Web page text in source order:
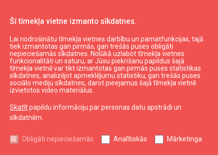
Šī tīmekļa vietne izmanto sīkdatnes.
Lai nodrošinātu tīmekļa vietnes darbību un pamatfunkcijas, tajā
tiek izmantotas gan pirmās, gan trešās puses obligāti
nepieciešamās sīkdatnes. Nolūkā uzlabot tīmekļa vietnes
funkcionalitāti un saturu, ar Jūsu piekrišanu papildus šajā
tīmekļa vietnē var tikt izmantotas gan pirmās puses statistikas
sīkdatnes, analizējot apmeklējumu statistiku, gan trešās puses
sociālo mediju sīkdatnes, darot pieejamus šajā tīmekļa vietnē
izvietotos video materiālus.
Skatītpapildu informāciju par personas datu apstrādi un
sīkdatnēm.
Obligāti nepieciešamās Analītiskās Mārketinga
Autobusu pietura "Siena tirgus"
Uz augšu expand_less
Informācija
Liepājas kultūra
Liepājas sports